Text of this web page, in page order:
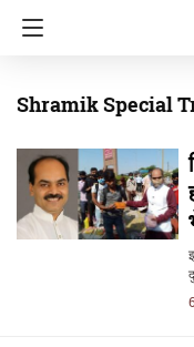
Shramik Special